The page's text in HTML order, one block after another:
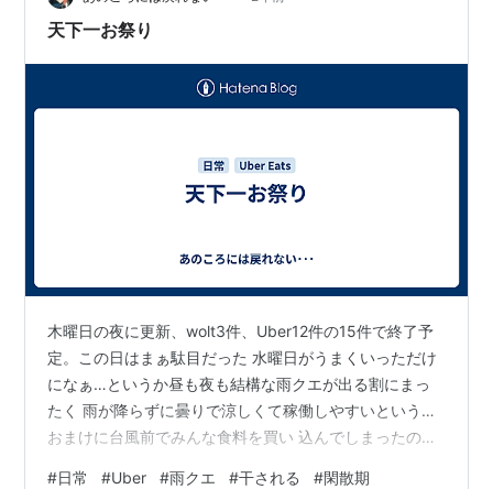
て辛い旨を相談する…
天下一お祭り
木曜日の夜に更新、wolt3件、Uber12件の15件で終了予
定。この日はまぁ駄目だった 水曜日がうまくいっただけ
になぁ…というか昼も夜も結構な雨クエが出る割にまっ
たく 雨が降らずに曇りで涼しくて稼働しやすいという…
おまけに台風前でみんな食料を買い 込んでしまったのか
#日常 #Uber #雨クエ #干される #閑散期